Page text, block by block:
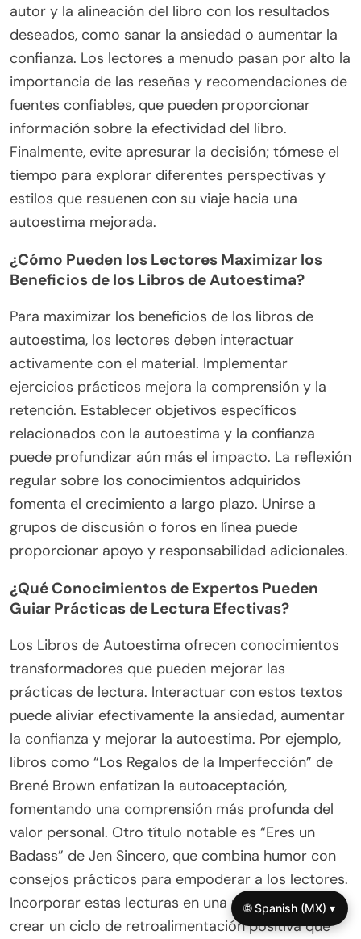
autor y la alineación del libro con los resultados
deseados, como sanar la ansiedad o aumentar la
confianza. Los lectores a menudo pasan por alto la
importancia de las reseñas y recomendaciones de
fuentes confiables, que pueden proporcionar
información sobre la efectividad del libro.
Finalmente, evite apresurar la decisión; tómese el
tiempo para explorar diferentes perspectivas y
estilos que resuenen con su viaje hacia una
autoestima mejorada.
¿Cómo Pueden los Lectores Maximizar los
Beneficios de los Libros de Autoestima?
Para maximizar los beneficios de los libros de
autoestima, los lectores deben interactuar
activamente con el material. Implementar
ejercicios prácticos mejora la comprensión y la
retención. Establecer objetivos específicos
relacionados con la autoestima y la confianza
puede profundizar aún más el impacto. La reflexión
regular sobre los conocimientos adquiridos
fomenta el crecimiento a largo plazo. Unirse a
grupos de discusión o foros en línea puede
proporcionar apoyo y responsabilidad adicionales.
¿Qué Conocimientos de Expertos Pueden
Guiar Prácticas de Lectura Efectivas?
Los Libros de Autoestima ofrecen conocimientos
transformadores que pueden mejorar las
prácticas de lectura. Interactuar con estos textos
puede aliviar efectivamente la ansiedad, aumentar
la confianza y mejorar la autoestima. Por ejemplo,
libros como “Los Regalos de la Imperfección” de
Brené Brown enfatizan la autoaceptación,
fomentando una comprensión más profunda del
valor personal. Otro título notable es “Eres un
Badass” de Jen Sincero, que combina humor con
consejos prácticos para empoderar a los lectores.
Incorporar estas lecturas en una rutina puede
crear un ciclo de retroalimentación positiva que
🌐 Spanish (MX) ▾